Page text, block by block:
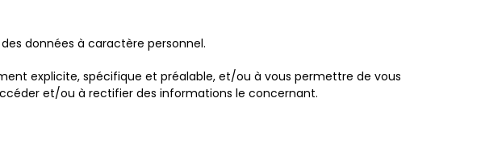
données à caractère personnel.
explicite, spécifique et préalable, et/ou à vous permettre de vous
et/ou à rectifier des informations le concernant.